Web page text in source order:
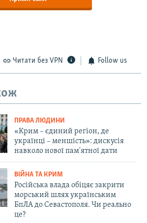
Читати без VPN Follow us
ПРАВА ЛЮДИНИ
«Крим – єдиний регіон, де
українці – меншість»: дискусія
навколо нової пам'ятної дати
ВІЙНА ТА КРИМ
Російська влада обіцяє закрити
морський шлях українським
БпЛА до Севастополя. Чи реально
це?